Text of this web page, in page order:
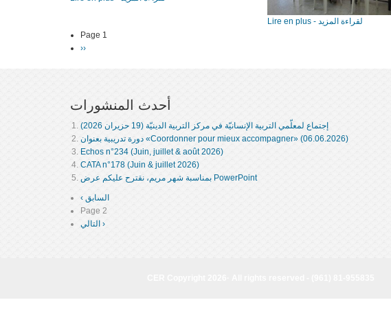
Lire en plus - لقراءة المزيد
Pagination
Page 1
Next
››
أحدث المنشورات
إجتماع لمعلّمي التربية الإنسانيّة في مركز التربية الدينيّة (19 حزيران 2026)
دورة تدريبية بعنوان «Coordonner pour mieux accompagner» (06.06.2026)
Echos n°234 (Juin, juillet & août 2026)
CATA n­°178 (Juin & juillet 2026)
بمناسبة شهر مريم، نقترح عليكم عرض PowerPoint
Pagination
Previous
page
‹ السابق
Page 2
Next التالي ›